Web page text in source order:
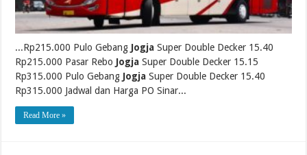
...Rp215.000 Pulo Gebang Jogja Super Double Decker 15.40
Rp215.000 Pasar Rebo Jogja Super Double Decker 15.15
Rp315.000 Pulo Gebang Jogja Super Double Decker 15.40
Rp315.000 Jadwal dan Harga PO Sinar...
Read More »